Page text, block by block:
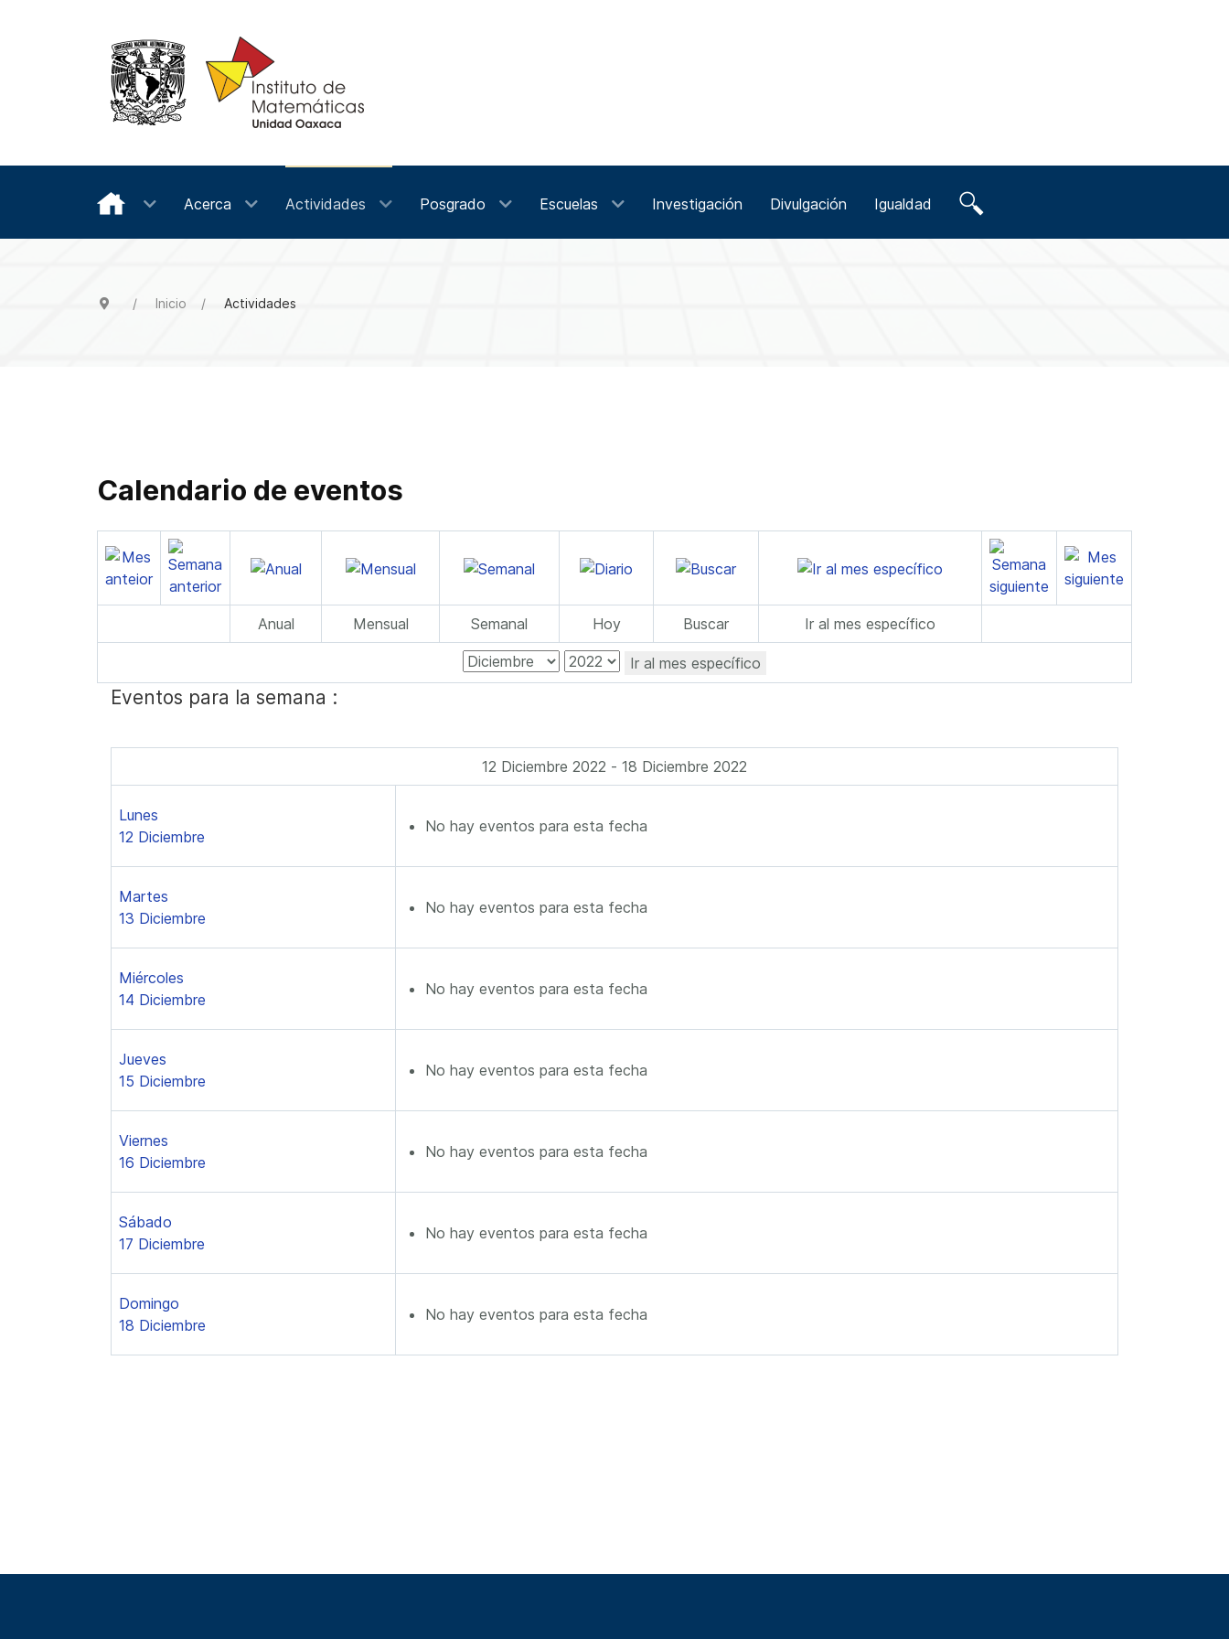
Acerca Actividades Posgrado Escuelas Investigación Divulgación Igualdad
Inicio Actividades
Calendario de eventos
Anual Mensual Semanal Hoy Buscar Ir al mes específico
Ir al mes específico
Eventos para la semana :
12 Diciembre 2022 - 18 Diciembre 2022
Lunes
12 Diciembre
No hay eventos para esta fecha
Martes
13 Diciembre
No hay eventos para esta fecha
Miércoles
14 Diciembre
No hay eventos para esta fecha
Jueves
15 Diciembre
No hay eventos para esta fecha
Viernes
16 Diciembre
No hay eventos para esta fecha
Sábado
17 Diciembre
No hay eventos para esta fecha
Domingo
18 Diciembre
No hay eventos para esta fecha